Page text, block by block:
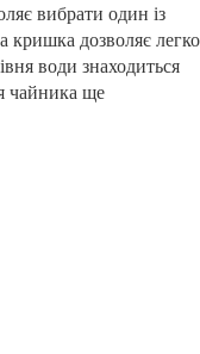
вибрати один із
кришка дозволяє легко
води знаходиться
чайника ще